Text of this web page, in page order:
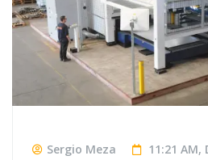
Sergio Meza 11:21 AM,